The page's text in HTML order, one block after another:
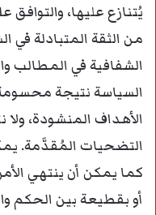
يُتنازع عليها،
من الثقة المتبادلة في
الشفافية في المطالب
السياسة نتيجة
الأهداف المنشودة،
التضحيات المُقدَّمة.
كما يمكن أن ينتهي
أو بقطيعة بين الحكم